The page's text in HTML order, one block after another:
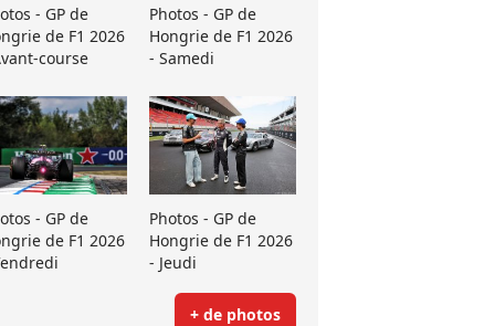
- GP de
de F1 2026
course
Photos - GP de
Hongrie de F1 2026
- Samedi
- GP de
de F1 2026
Photos - GP de
Hongrie de F1 2026
- Jeudi
+ de photos